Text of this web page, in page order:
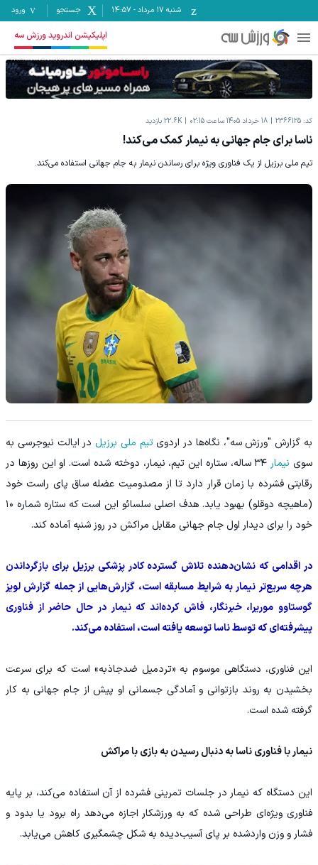
شنبه ۱۷ مرداد -
14:57 جستجو ورود
اپلیکیشن اندروید ورزش سه
کد: 2366125 18 خرداد 1405 ساعت 02:15 22.6K بازدید
ناسا برای جام جهانی به نیمار کمک می‌کند!
تیم ملی برزیل از یک فناوری ویژه برای رساندن نیمار به جام جهانی استفاده می‌کند.
به گزارش "ورزش سه"، نگاه‌ها در اردویتیم ملی برزیل در ایالت نیوجرسی به
سوی نیمار
۳۴ ساله، ستاره این تیم، نیمار، دوخته شده است. او این روزها در
رقابتی فشرده با زمان قرار دارد تا از مصدومیت عضله ساق پای راست خود
(ماهیچه دوقلو) بهبود یابد. هدف اصلی سلسائو این است که ستاره شماره ۱۰
خود را برای دیدار اول جام جهانی مقابل مراکش در روز شنبه آماده کند.
در اقدامی که نشان‌دهنده تلاش گسترده کادر پزشکی برزیل برای بازگرداندن
هرچه سریع‌تر نیمار به شرایط مسابقه است، گزارش‌هایی از جمله گزارش لویز
گوستاوو موریرا،‌ خبرنگار، فاش کرده‌اند که نیمار در حال حاضر از فناوری
پیشرفته‌ای که توسط ناسا توسعه یافته است، استفاده می‌کند.
این فناوری، دستگاهی موسوم به «تردمیل ضدجاذبه» است که برای سرعت
بخشیدن به روند بازتوانی و آمادگی جسمانی او پیش از جام جهانی به کار
گرفته شده است.
نیمار با فناوری ناسا به دنبال رسیدن به بازی با مراکش
این دستگاه که نیمار در جلسات تمرینی فشرده از آن استفاده می‌کند، بر پایه
فناوری ویژه‌ای طراحی شده که به ورزشکار اجازه می‌دهد راه برود یا بدود و
فشار و وزن واردشده بر پای آسیب‌دیده به شکل چشمگیری کاهش می‌یابد.